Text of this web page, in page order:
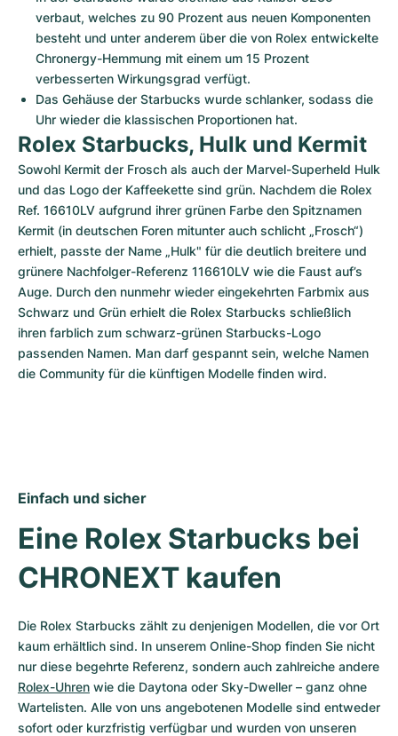
verbaut, welches zu 90 Prozent aus neuen Komponenten
besteht und unter anderem über die von Rolex entwickelte
Chronergy-Hemmung mit einem um 15 Prozent
verbesserten Wirkungsgrad verfügt.
Das Gehäuse der Starbucks wurde schlanker, sodass die
Uhr wieder die klassischen Proportionen hat.
Rolex Starbucks, Hulk und Kermit
Sowohl Kermit der Frosch als auch der Marvel-Superheld Hulk
und das Logo der Kaffeekette sind grün. Nachdem die Rolex
Ref. 16610LV aufgrund ihrer grünen Farbe den Spitznamen
Kermit (in deutschen Foren mitunter auch schlicht „Frosch“)
erhielt, passte der Name „Hulk" für die deutlich breitere und
grünere Nachfolger-Referenz 116610LV wie die Faust auf’s
Auge. Durch den nunmehr wieder eingekehrten Farbmix aus
Schwarz und Grün erhielt die Rolex Starbucks schließlich
ihren farblich zum schwarz-grünen Starbucks-Logo
passenden Namen. Man darf gespannt sein, welche Namen
die Community für die künftigen Modelle finden wird.
Einfach und sicher
Eine Rolex Starbucks bei
CHRONEXT kaufen
Die Rolex Starbucks zählt zu denjenigen Modellen, die vor Ort
kaum erhältlich sind. In unserem Online-Shop finden Sie nicht
Rolex-Uhren wie die Daytona oder Sky-Dweller – ganz ohne
Wartelisten. Alle von uns angebotenen Modelle sind entweder
sofort oder kurzfristig verfügbar und wurden von unseren